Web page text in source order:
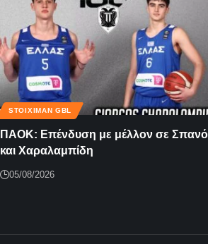
STOIXIMAN GBL
ΠΑΟΚ: Επένδυση με μέλλον σε Σπανό
και Χαραλαμπίδη
05/08/2026